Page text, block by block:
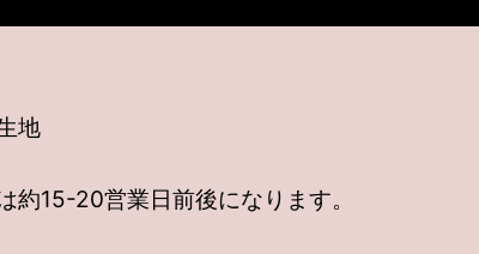
地
15-20営業日前後になります。